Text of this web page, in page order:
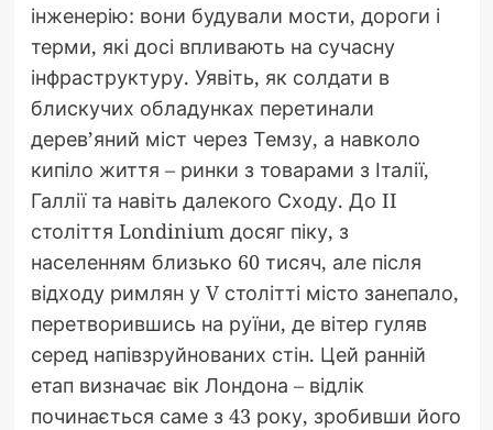
інженерію: вони будували мости, дороги і
терми, які досі впливають на сучасну
інфраструктуру. Уявіть, як солдати в
блискучих обладунках перетинали
дерев’яний міст через Темзу, а навколо
кипіло життя – ринки з товарами з Італії,
Галлії та навіть далекого Сходу. До II
століття Londinium досяг піку, з
населенням близько 60 тисяч, але після
відходу римлян у V столітті місто занепало,
перетворившись на руїни, де вітер гуляв
серед напівзруйнованих стін. Цей ранній
етап визначає вік Лондона – відлік
починається саме з 43 року, зробивши його